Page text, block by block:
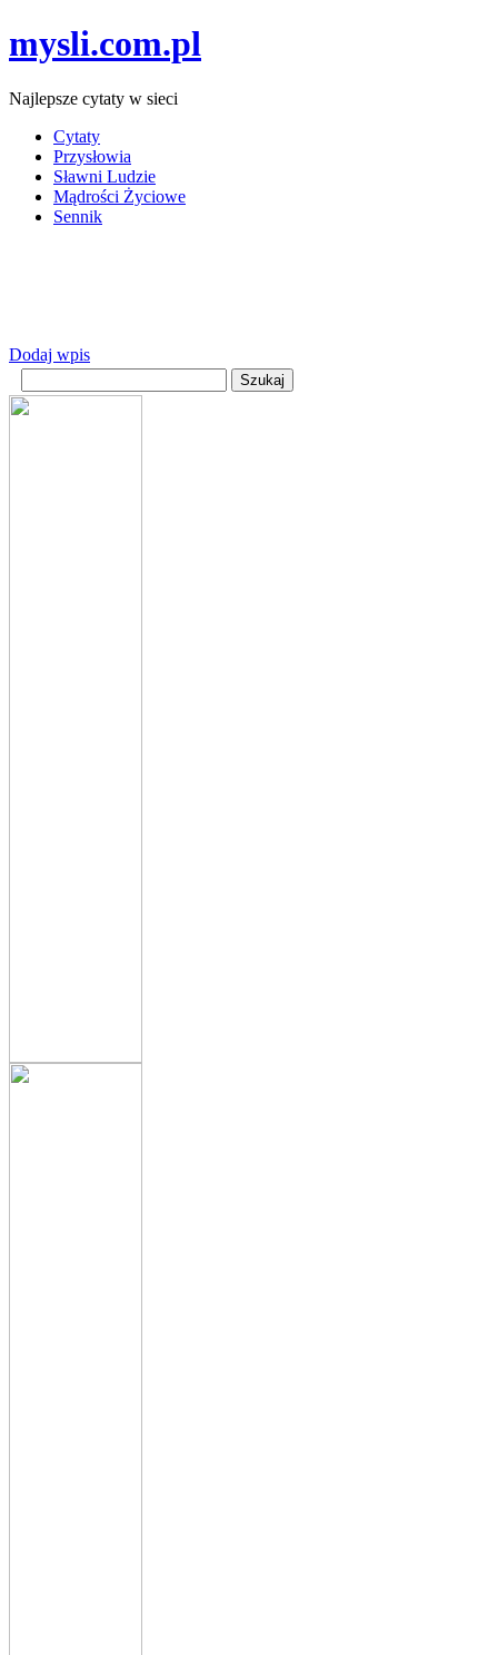
mysli.com.pl
Najlepsze cytaty w sieci
Cytaty
Przysłowia
Sławni Ludzie
Mądrości Życiowe
Sennik
Dodaj wpis